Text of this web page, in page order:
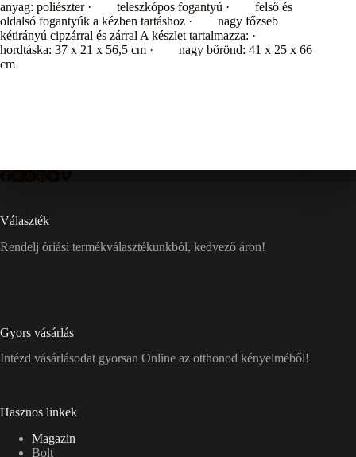
anyag: poliészter · teleszkópos fogantyú · felső és
oldalsó fogantyúk a kézben tartáshoz · nagy főzseb
kétirányú cipzárral és zárral A készlet tartalmazza: ·
hordtáska: 37 x 21 x 56,5 cm · nagy bőrönd: 41 x 25 x 66
cm
Választék
Rendelj óriási termékválasztékunkból, kedvező áron!
Gyors vásárlás
Intézd vásárlásodat gyorsan Online az otthonod kényelméből!
Hasznos linkek
Magazin
Bolt